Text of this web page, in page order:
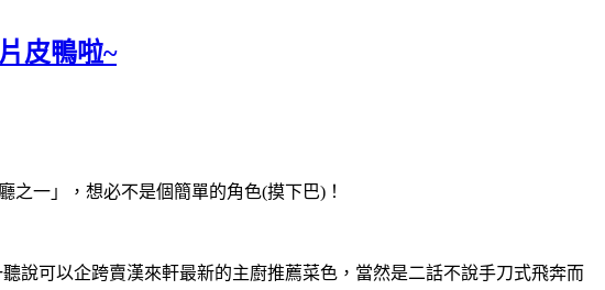
皮鴨啦~
一」，想必不是個簡單的角色(摸下巴)！
說可以企跨賣漢來軒最新的主廚推薦菜色，當然是二話不說手刀式飛奔而